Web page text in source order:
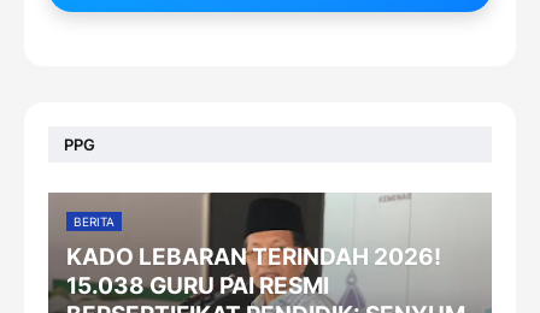
PPG
BERITA
KADO LEBARAN TERINDAH 2026!
15.038 GURU PAI RESMI